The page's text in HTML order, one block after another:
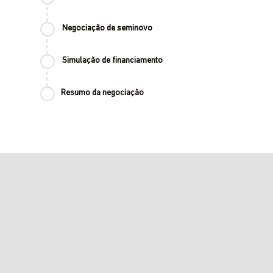
Negociação de seminovo
Simulação de financiamento
Resumo da negociação